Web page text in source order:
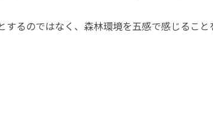
るのではなく、森林環境を五感で感じること